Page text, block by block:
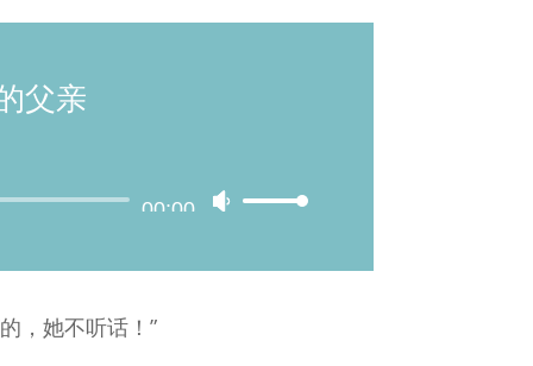
父亲
00:00
Use
，她不听话！”